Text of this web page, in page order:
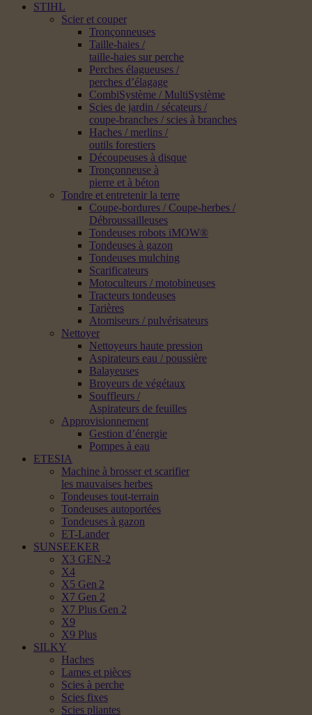
STIHL
Scier et couper
Tronçonneuses
Taille-haies /
taille-haies sur perche
Perches élagueuses /
perches d’élagage
CombiSystème / MultiSystème
Scies de jardin / sécateurs /
coupe-branches / scies à branches
Haches / merlins /
outils forestiers
Découpeuses à disque
Tronçonneuse à
pierre et à béton
Tondre et entretenir la terre
Coupe-bordures / Coupe-herbes /
Débroussailleuses
Tondeuses robots iMOW®
Tondeuses à gazon
Tondeuses mulching
Scarificateurs
Motoculteurs / motobineuses
Tracteurs tondeuses
Tarières
Atomiseurs / pulvérisateurs
Nettoyer
Nettoyeurs haute pression
Aspirateurs eau / poussière
Balayeuses
Broyeurs de végétaux
Souffleurs /
Aspirateurs de feuilles
Approvisionnement
Gestion d’énergie
Pompes à eau
ETESIA
Machine à brosser et scarifier
les mauvaises herbes
Tondeuses tout-terrain
Tondeuses autoportées
Tondeuses à gazon
ET-Lander
SUNSEEKER
X3 GEN-2
X4
X5 Gen 2
X7 Gen 2
X7 Plus Gen 2
X9
X9 Plus
SILKY
Haches
Lames et pièces
Scies à perche
Scies fixes
Scies pliantes